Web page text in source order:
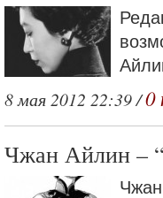
8 мая 2012 22:39 /0
Чжан Айлин –